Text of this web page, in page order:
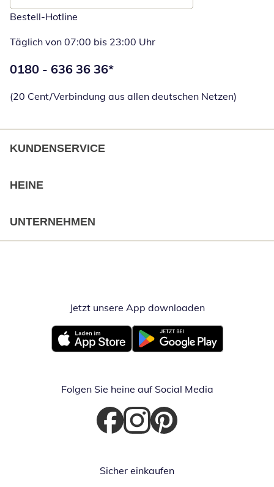
Bestell-Hotline
Täglich von 07:00 bis 23:00 Uhr
Telefonnummer:
0180 - 636 36 36*
(20 Cent/Verbindung aus allen deutschen Netzen)
KUNDENSERVICE
HEINE
UNTERNEHMEN
Jetzt unsere App downloadenÖffnet in
Öffnet in neuem FensterÖffnet in neuem Fenster
Folgen Sie heine auf Social Media
Öffnet in neuem Fenster
Öffnet in neuem Fenster
Öffnet in neuem Fenster
Sicher einkaufen